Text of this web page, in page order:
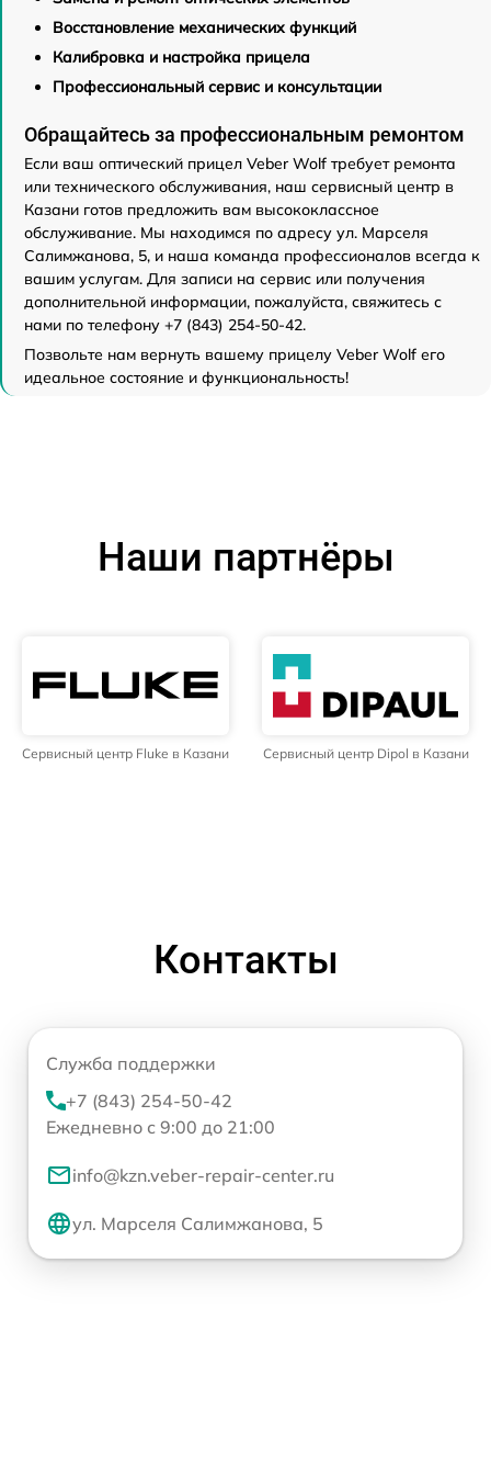
Восстановление механических функций
Калибровка и настройка прицела
Профессиональный сервис и консультации
Обращайтесь за профессиональным ремонтом
Если ваш оптический прицел Veber Wolf требует ремонта
или технического обслуживания, наш сервисный центр в
Казани готов предложить вам высококлассное
обслуживание. Мы находимся по адресу ул. Марселя
Салимжанова, 5, и наша команда профессионалов всегда к
вашим услугам. Для записи на сервис или получения
дополнительной информации, пожалуйста, свяжитесь с
нами по телефону +7 (843) 254-50-42.
Позвольте нам вернуть вашему прицелу Veber Wolf его
идеальное состояние и функциональность!
Наши партнёры
Сервисный центр Fluke в Казани Сервисный центр Dipol в Казани
Контакты
Служба поддержки
+7 (843) 254-50-42
Ежедневно с 9:00 до 21:00
info@kzn.veber-repair-center.ru
ул. Марселя Салимжанова, 5